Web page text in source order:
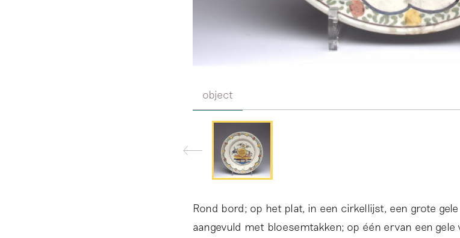
object
Rond bord; op het plat, in een cirkellijst, een grote
aangevuld met bloesemtakken; op één ervan een